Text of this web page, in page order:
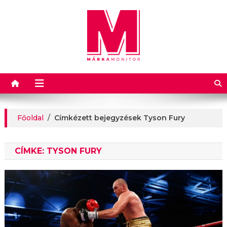
Márkamonitor
Főoldal / Címkézett bejegyzések Tyson Fury
CÍMKE: TYSON FURY